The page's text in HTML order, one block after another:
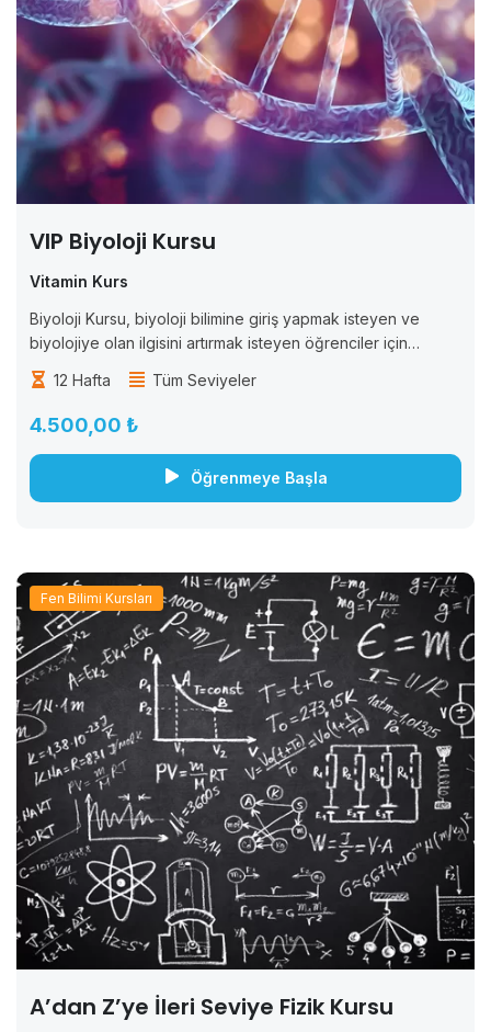
VIP Biyoloji Kursu
Vitamin Kurs
Biyoloji Kursu, biyoloji bilimine giriş yapmak isteyen ve
biyolojiye olan ilgisini artırmak isteyen öğrenciler için
tasarlanmıştır. Bu kurs, biyoloji biliminde temel kavramları
anlamak ve biyolojik sistemlerin işleyişini öğrenmek isteyen
herkes...
12 Hafta Tüm Seviyeler
4.500,00 ₺
Öğrenmeye Başla
Fen Bilimi Kursları
A’dan Z’ye İleri Seviye Fizik Kursu